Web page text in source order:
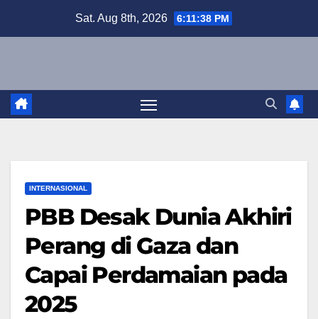
Sat. Aug 8th, 2026 6:11:39 PM
INTERNASIONAL
PBB Desak Dunia Akhiri
Perang di Gaza dan
Capai Perdamaian pada
2025